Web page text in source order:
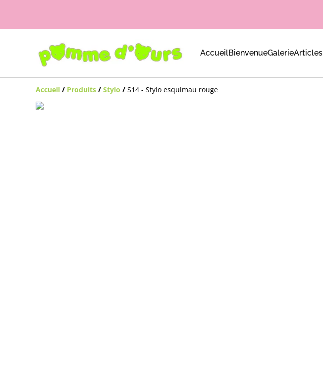
AccueilBienvenueGalerieArticles
Accueil / Produits / Stylo / S14 - Stylo esquimau rouge